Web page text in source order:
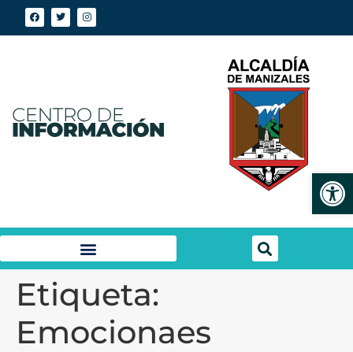
Etiqueta:
Emocionaes